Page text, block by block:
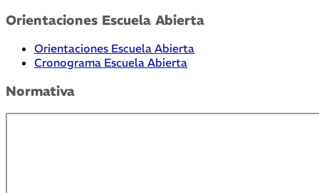
Orientaciones Escuela Abierta
Orientaciones Escuela Abierta
Cronograma Escuela Abierta
Normativa